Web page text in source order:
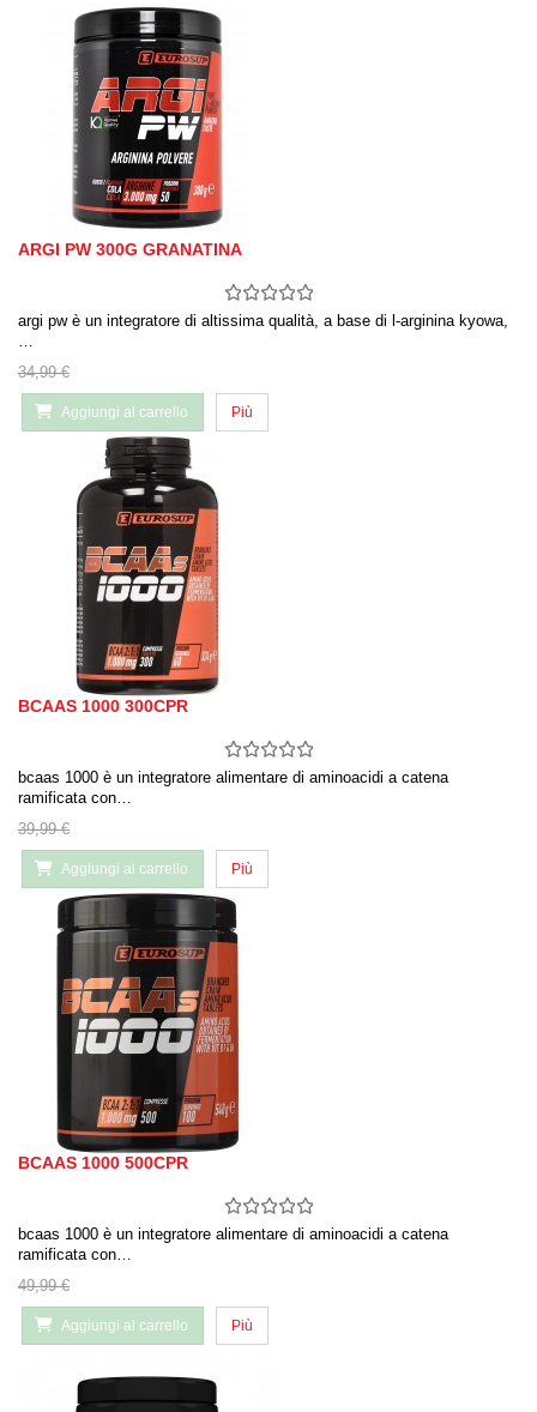
ARGI PW 300G GRANATINA
argi pw è un integratore di altissima qualità, a base di l-arginina kyowa,
…
34,99 €
Aggiungi al carrello Più
BCAAS 1000 300CPR
bcaas 1000 è un integratore alimentare di aminoacidi a catena
ramificata con…
39,99 €
Aggiungi al carrello Più
BCAAS 1000 500CPR
bcaas 1000 è un integratore alimentare di aminoacidi a catena
ramificata con…
49,99 €
Aggiungi al carrello Più